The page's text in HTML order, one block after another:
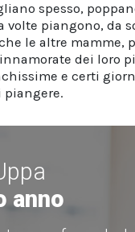
spesso,
volte piangono, da
le altre mamme,
dei loro
e certi
piangere.
anno